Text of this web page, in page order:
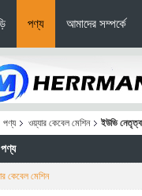
পণ্য আমাদের সম্পর্কে
পণ্য ওয়্যার কেবেল মেশিন ইউভি
কেবেল মেশিন